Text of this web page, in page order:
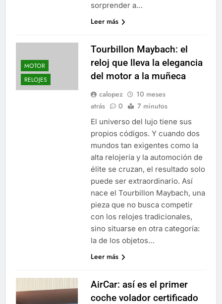
sorprender a…
Leer más
MOTOR
RELOJES
Tourbillon Maybach: el
reloj que lleva la elegancia
del motor a la muñeca
calopez
10 meses
atrás
0 7 minutos
El universo del lujo tiene sus
propios códigos. Y cuando dos
mundos tan exigentes como la
alta relojería y la automoción de
élite se cruzan, el resultado solo
puede ser extraordinario. Así
nace el Tourbillon Maybach, una
pieza que no busca competir
con los relojes tradicionales,
sino situarse en otra categoría:
la de los objetos…
Leer más
AirCar: así es el primer
coche volador certificado